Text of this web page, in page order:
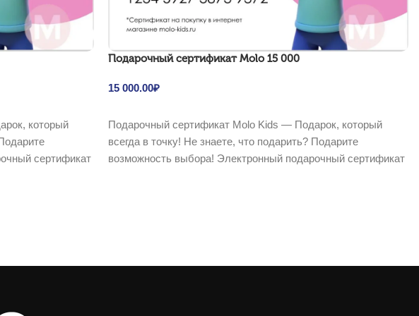
который
сертификат
Подарочный сертификат Molo 15 000
15 000.00₽
Подарочный сертификат Molo Kids — Подарок, который
всегда в точку! Не знаете, что подарить? Подарите
возможность выбора! Электронный подарочный сертификат